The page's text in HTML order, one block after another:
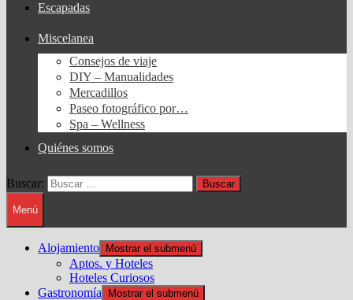
Escapadas
Miscelanea
Consejos de viaje
DIY – Manualidades
Mercadillos
Paseo fotográfico por…
Spa – Wellness
Quiénes somos
Buscar:
Menú
Alojamiento Mostrar el submenú
Aptos. y Hoteles
Hoteles Curiosos
Gastronomía
Mostrar el submenú